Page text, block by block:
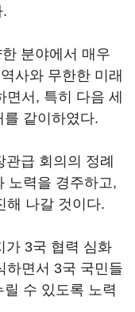
분야에서 매우
사와 무한한 미래
서, 특히 다음 세
같이하였다.
급 회의의 정례
노력을 경주하고,
해 나갈 것이다.
가 3국 협력 심화
하면서 3국 국민들
수 있도록 노력